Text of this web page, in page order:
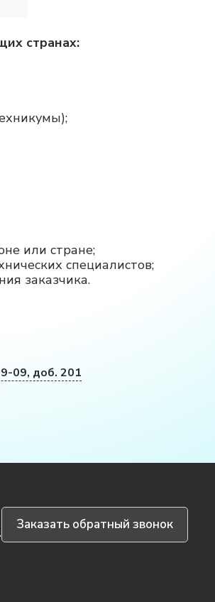
странах:
или стране;
специалистов;
заказчика.
09, доб. 201
Заказать обратный звонок